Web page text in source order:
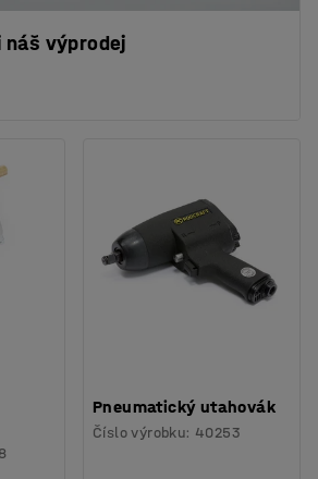
výprodej
Pneumatický utahovák
Číslo výrobku: 40253